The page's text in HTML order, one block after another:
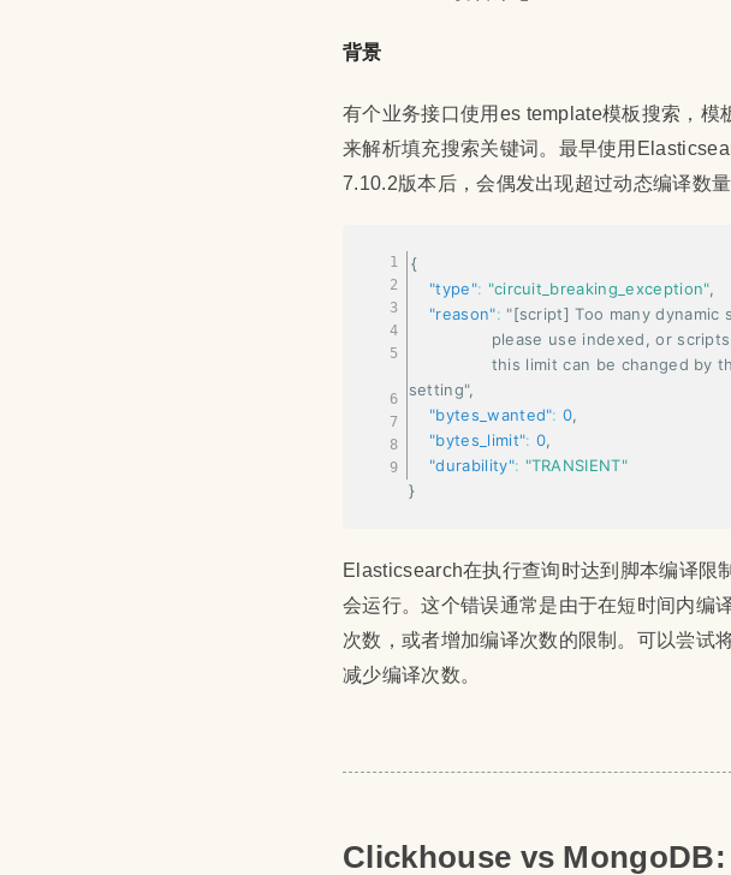
背景
有个业务接口使用es template模板搜索，
来解析填充搜索关键词。最早使用
7.10.2版本后，会偶发出现超过动态编译数
{
"type": "circuit_breaking_exception",
"reason": "[script] Too many dynamic
                please use indexed
, or
this limit can be changed by
setting",
"bytes_wanted": 0,
"bytes_limit": 0,
"durability": "TRANSIENT"
}
Elasticsearch在执行查询时达到脚本编译
会运行。这个错误通常是由于在短时间内编
次数，或者增加编译次数的限制。可以尝试
减少编译次数。
Clickhouse vs